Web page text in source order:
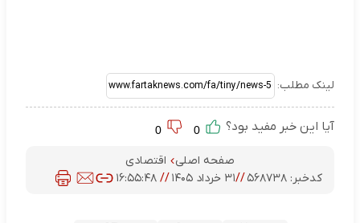
لینک مطلب:
آیا این خبر مفید بود؟
صفحه اصلی
اقتصادی
کدخبر:۵۶۸۷۳۸ //۳۱ خرداد ۱۴۰۵ //۱۶:۵۵:۴۸